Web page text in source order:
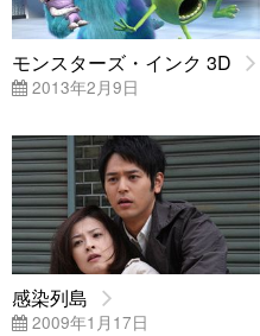
モンスターズ・インク 3D
2013年2月9日
感染列島
2009年1月17日